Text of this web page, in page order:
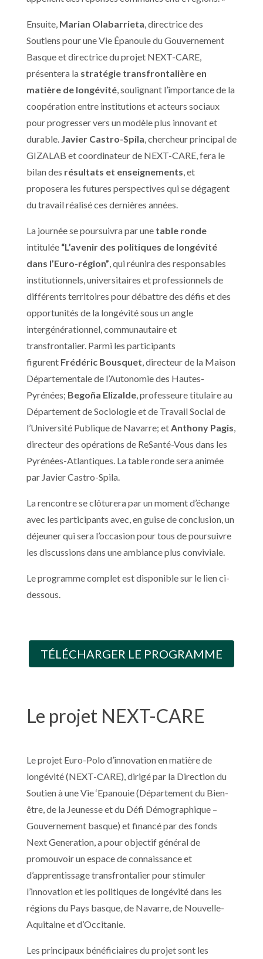
Ensuite, Marian Olabarrieta, directrice des
Soutiens pour une Vie Épanouie du Gouvernement
Basque et directrice du projet NEXT-CARE,
présentera la stratégie transfrontalière en
matière de longévité, soulignant l’importance de la
coopération entre institutions et acteurs sociaux
pour progresser vers un modèle plus innovant et
durable. Javier Castro-Spila, chercheur principal de
GIZALAB et coordinateur de NEXT-CARE, fera le
bilan des résultats et enseignements, et
proposera les futures perspectives qui se dégagent
du travail réalisé ces dernières années.
La journée se poursuivra par une table ronde
intitulée “L’avenir des politiques de longévité
dans l’Euro-région”, qui réunira des responsables
institutionnels, universitaires et professionnels de
différents territoires pour débattre des défis et des
opportunités de la longévité sous un angle
intergénérationnel, communautaire et
transfrontalier. Parmi les participants
figurent Frédéric Bousquet, directeur de la Maison
Départementale de l’Autonomie des Hautes-
Pyrénées; Begoña Elizalde, professeure titulaire au
Département de Sociologie et de Travail Social de
l’Université Publique de Navarre; etAnthony Pagis,
directeur des opérations de ReSanté-Vous dans les
Pyrénées-Atlantiques.La table ronde sera animée
par Javier Castro-Spila.
La rencontre se clôturera par un moment d’échange
avec les participants avec, en guise deconclusion, un
déjeuner qui sera l’occasion pour tous de poursuivre
les discussions dans uneambiance plus conviviale.
Le programme complet est disponible sur le lien ci-
dessous.
TÉLÉCHARGER LE PROGRAMME
Le projet NEXT-CARE
Le projet Euro-Polo d’innovation en matière de
longévité (NEXT-CARE), dirigé par la Direction du
Soutien à une Vie ‘Epanouie (Département du Bien-
être, de la Jeunesse et du Défi Démographique –
Gouvernement basque) et financé par des fonds
Next Generation, a pour objectif général de
promouvoir un espace de connaissance et
d’apprentissage transfrontalier pourstimuler
l’innovation et les politiques de longévité dans les
régions du Pays basque, de Navarre, de Nouvelle-
Aquitaine et d’Occitanie.
Les principaux bénéficiaires du projet sont les